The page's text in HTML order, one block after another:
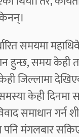
समयमा
हुन्छ, समय केही
जिल्लामा
केही
समाधान गर्न
पनि मंगलबार